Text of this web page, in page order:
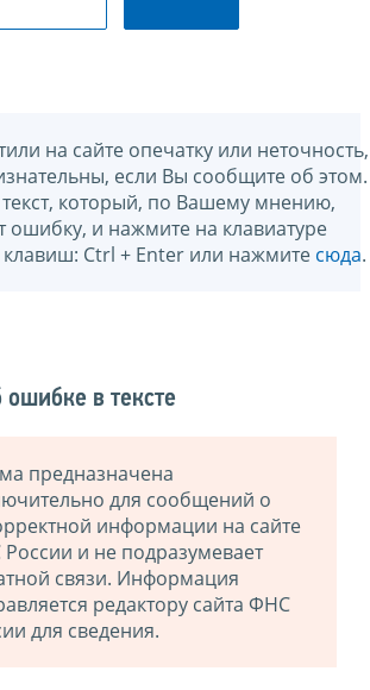
на сайте опечатку или неточность,
если Вы сообщите об этом.
который, по Вашему мнению,
ошибку, и нажмите на клавиатуре
Ctrl + Enter или нажмите сюда.
в тексте
предназначена
для сообщений о
информации на сайте
и не подразумевает
связи. Информация
редактору сайта ФНС
для сведения.